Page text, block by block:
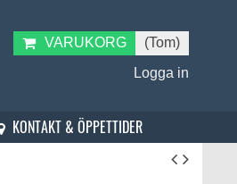
VARUKORG
(Tom)
Logga in
KONTAKT & ÖPPETTIDER